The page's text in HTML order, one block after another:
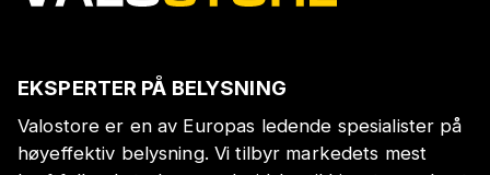
EKSPERTER PÅ BELYSNING
Valostore er en av Europas ledende spesialister på
høyeffektiv belysning. Vi tilbyr markedets mest